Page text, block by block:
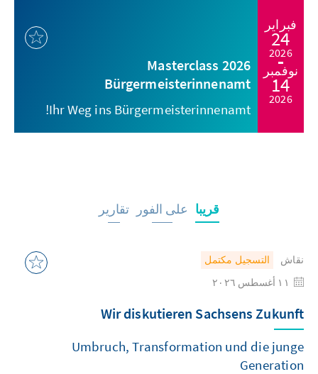
فبراير
24
2026
نوفمبر
14
2026
Masterclass 2026
Bürgermeisterinnenamt
Ihr Weg ins Bürgermeisterinnenamt!
قريبا على الفور تقارير
نقاش
التسجيل مكتمل
Wir diskutieren Sachsens Zukunft
Umbruch, Transformation und die junge
Generation